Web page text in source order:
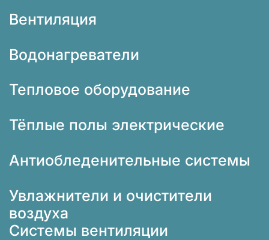
Вентиляция
Водонагреватели
Тепловое оборудование
Тёплые полы электрические
Антиобледенительные системы
Увлажнители и очистители
воздуха
Системы вентиляции